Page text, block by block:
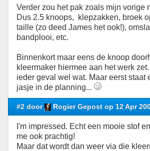
Verder zou het pak zoals mijn vorige
Dus 2.5 knoops, klepzakken, broek
taille (zo deed James het ook!),
bandplooi, etc.
Binnenkort maar eens de knoop
kleermaker hiermee aan het werk
ieder geval wel wat. Maar eerst staat
jasje in de planning...
#2 door Rogier Gepost op 12 Apr
I'm impressed. Echt een mooie stof
me ook prachtig!
Maar dat wordt dan weer via die